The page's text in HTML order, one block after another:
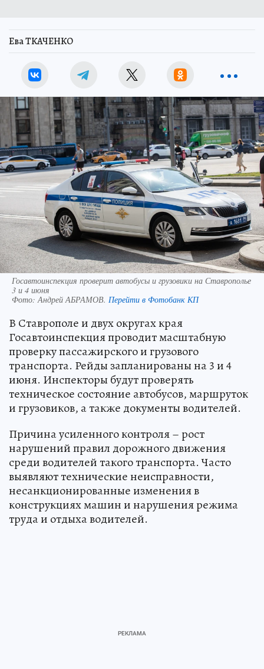
Ева ТКАЧЕНКО
Госавтоинспекция проверит автобусы и грузовики на Ставрополье
3 и 4 июня
Фото:Андрей АБРАМОВ. Перейти в Фотобанк КП
В Ставрополе и двух округах края
Госавтоинспекция проводит масштабную
проверку пассажирского и грузового
транспорта. Рейды запланированы на 3 и 4
июня. Инспекторы будут проверять
техническое состояние автобусов, маршруток
и грузовиков, а также документы водителей.
Причина усиленного контроля – рост
нарушений правил дорожного движения
среди водителей такого транспорта. Часто
выявляют технические неисправности,
несанкционированные изменения в
конструкциях машин и нарушения режима
труда и отдыха водителей.